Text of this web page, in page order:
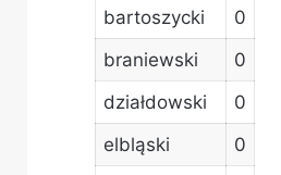
bartoszycki
0
braniewski
0
działdowski
0
elbląski
0